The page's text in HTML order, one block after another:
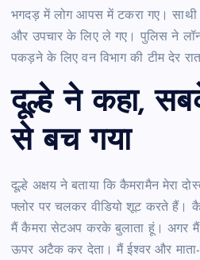
भगदड़ में लोग आपस में टकरा गए। साथी
और उपचार के लिए ले गए। पुलिस ने लॉन
पकड़ने के लिए वन विभाग की टीम देर
दूल्हे ने कहा,
से बच गया
दूल्हे अक्षय ने बताया कि कैमरामैन मेरा
फ्लोर पर चलकर वीडियो शूट करते हैं।
मैं कैमरा सेटअप करके बुलाता हूं। अगर मैं
ऊपर अटैक कर देता। मैं ईश्वर और माता-